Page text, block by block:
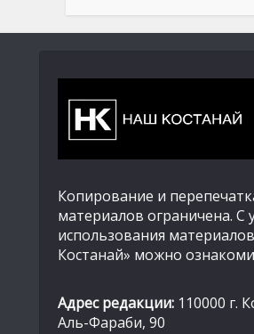
Копирование и
материалов ограничена. С
использования
Костанай» можно
Адрес редакции: 110000 г.
Аль-Фараби, 90